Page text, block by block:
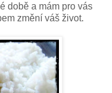
době a mám pro vás
změní váš život.